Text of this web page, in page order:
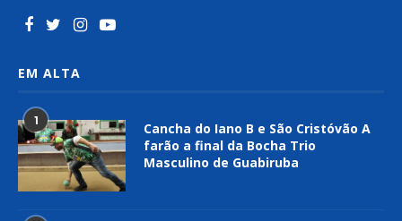
EM ALTA
1
Cancha do Iano B e São Cristóvão A
farão a final da Bocha Trio
Masculino de Guabiruba